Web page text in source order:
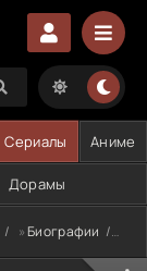
Сериалы Аниме
Дорамы
»Биографии »